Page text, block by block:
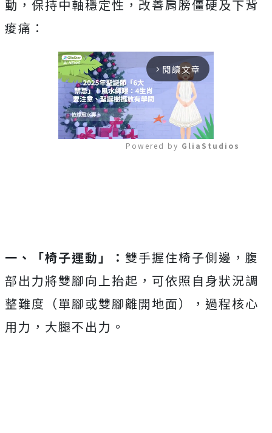
動，保持中軸穩定性，改善肩膀僵硬及下背
痠痛：
arrow_forward_ios 閱讀文章
Powered by GliaStudios
一、「椅子運動」： 雙手握住椅子側邊，腹
部出力將雙腳向上抬起，可依照自身狀況調
整難度（單腳或雙腳離開地面），過程核心
用力，大腿不出力。